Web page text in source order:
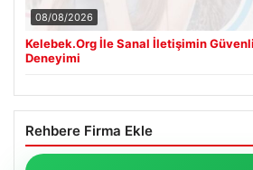
08/08/2026
Kelebek.Org İle Sanal İletişimin
Deneyimi
Rehbere Firma Ekle